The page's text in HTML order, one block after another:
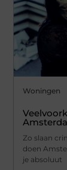
Woningen
Zo slaan
doen
je absoluut